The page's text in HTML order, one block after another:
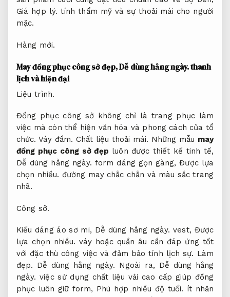
Giá hợp lý. tính thẩm mỹ và sự thoải mái cho người
mặc.
Hàng mới.
May đồng phục công sở đẹp,Dễ dùng hằng ngày.thanh
lịch và hiện đại
Liệu trình.
Đồng phục công sở không chỉ là trang phục làm
việc mà còn thể hiện văn hóa và phong cách của tổ
chức.Váy đầm. Chất liệu thoải mái. Những mẫu may
đồng phục công sở đẹp luôn được thiết kế tinh tế,
Dễ dùng hằng ngày. form dáng gọn gàng,Được lựa
chọn nhiều. đường may chắc chắn và màu sắc trang
nhã.
Công sở.
Kiểu dáng áo sơ mi, Dễ dùng hằng ngày. vest, Được
lựa chọn nhiều. váy hoặc quần âu cần đáp ứng tốt
với đặc thù công việc và đảm bảo tính lịch sự. Làm
đẹp. Dễ dùng hằng ngày. Ngoài ra, Dễ dùng hằng
ngày. việc sử dụng chất liệu vải cao cấp giúp đồng
phục luôn giữ form, Phù hợp nhiều độ tuổi. ít nhăn